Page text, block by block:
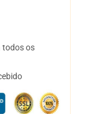
todos os